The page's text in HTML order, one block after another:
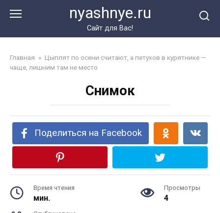
nyashnye.ru
Сайт для Вас!
Главная » Цыплят по осени считают, а петухов в курятнике —
чаще, лишним там не место
Снимок
Поделиться на Facebook
Время чтения
мин.
Просмотры
4